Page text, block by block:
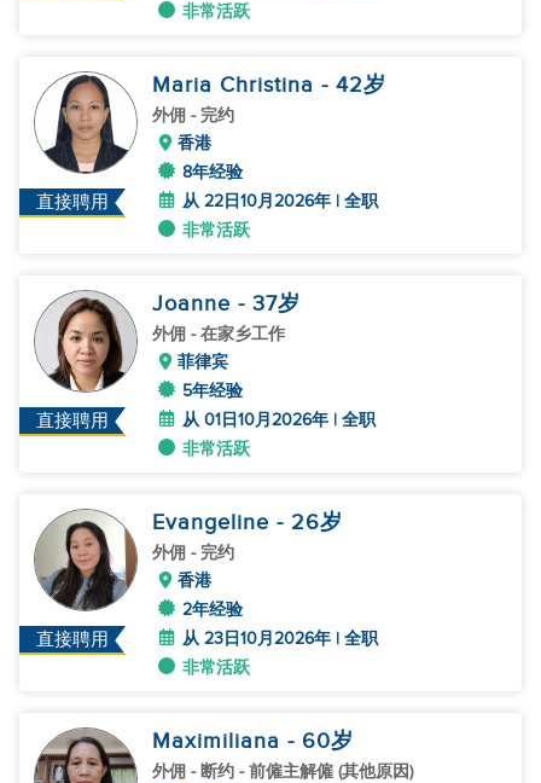
非常活跃
直接聘用
Maria Christina - 42岁
外佣 - 完约
香港
8年经验
从 22日10月2026年 | 全职
非常活跃
直接聘用
Joanne - 37岁
外佣 - 在家乡工作
菲律宾
5年经验
从 01日10月2026年 | 全职
非常活跃
直接聘用
Evangeline - 26岁
外佣 - 完约
香港
2年经验
从 23日10月2026年 | 全职
非常活跃
Maximiliana - 60岁
外佣 - 断约 - 前僱主解僱 (其他原因)